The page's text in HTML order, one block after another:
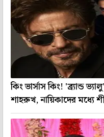
কিং ভার্সাস কিং! 'ব্র্যান্ড
শাহরুখ, নায়িকাদের মধ্যে